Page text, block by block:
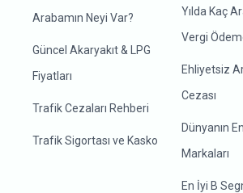
Arabamın Neyi Var?
Güncel Akaryakıt & LPG
Fiyatları
Trafik Cezaları Rehberi
Trafik Sigortası ve Kasko
Yılda Kaç
Vergi
Ehliyetsiz
Cezası
Dünyanın
Markaları
En İyi B